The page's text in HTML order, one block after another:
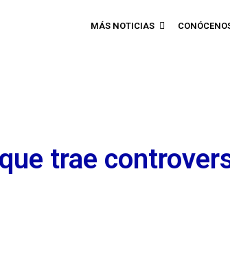
MÁS NOTICIAS
trae